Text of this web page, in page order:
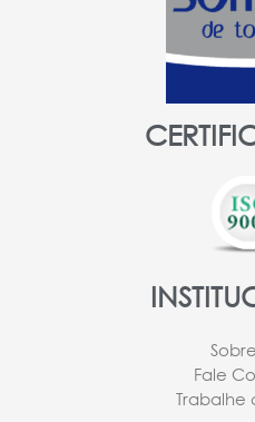
Fale
Trabalhe